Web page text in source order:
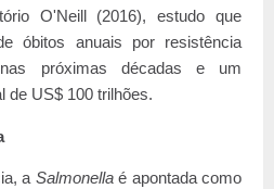
O'Neill (2016), estudo que
óbitos anuais por resistência
próximas décadas e um
de US$ 100 trilhões.
a Salmonellaé apontada como